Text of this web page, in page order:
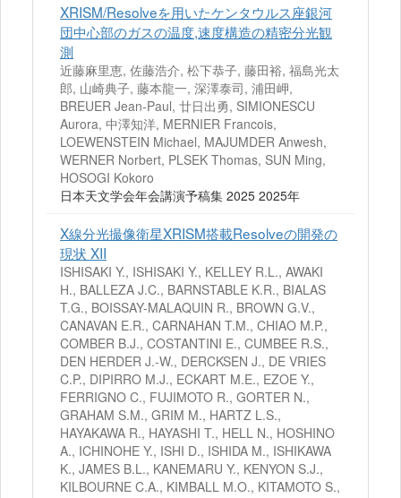
XRISM/Resolveを用いたケンタウルス座銀河
団中心部のガスの温度,速度構造の精密分光観
測
近藤麻里恵, 佐藤浩介, 松下恭子, 藤田裕, 福島光太
郎, 山崎典子, 藤本龍一, 深澤泰司, 浦田岬,
BREUER Jean-Paul, 廿日出勇, SIMIONESCU
Aurora, 中澤知洋, MERNIER Francois,
LOEWENSTEIN Michael, MAJUMDER Anwesh,
WERNER Norbert, PLSEK Thomas, SUN Ming,
HOSOGI Kokoro
日本天文学会年会講演予稿集 2025 2025年
X線分光撮像衛星XRISM搭載Resolveの開発の
現状 XII
ISHISAKI Y., ISHISAKI Y., KELLEY R.L., AWAKI
H., BALLEZA J.C., BARNSTABLE K.R., BIALAS
T.G., BOISSAY-MALAQUIN R., BROWN G.V.,
CANAVAN E.R., CARNAHAN T.M., CHIAO M.P.,
COMBER B.J., COSTANTINI E., CUMBEE R.S.,
DEN HERDER J.-W., DERCKSEN J., DE VRIES
C.P., DIPIRRO M.J., ECKART M.E., EZOE Y.,
FERRIGNO C., FUJIMOTO R., GORTER N.,
GRAHAM S.M., GRIM M., HARTZ L.S.,
HAYAKAWA R., HAYASHI T., HELL N., HOSHINO
A., ICHINOHE Y., ISHI D., ISHIDA M., ISHIKAWA
K., JAMES B.L., KANEMARU Y., KENYON S.J.,
KILBOURNE C.A., KIMBALL M.O., KITAMOTO S.,